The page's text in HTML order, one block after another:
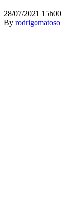
28/07/2021 15h00
By rodrigomatoso